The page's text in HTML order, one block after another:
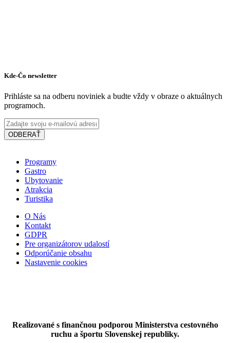
Kde-Čo newsletter
Prihláste sa na odberu noviniek a budte vždy v obraze o aktuálnych
programoch.
ODBERAŤ
Programy
Gastro
Ubytovanie
Atrakcia
Turistika
O Nás
Kontakt
GDPR
Pre organizátorov udalostí
Odporúčanie obsahu
Nastavenie cookies
Realizované s finančnou podporou Ministerstva cestovného
ruchu a športu Slovenskej republiky.